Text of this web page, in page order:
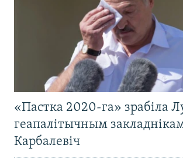
«Пастка 2020-га» зрабіла
геапалітычным
Карбалевіч